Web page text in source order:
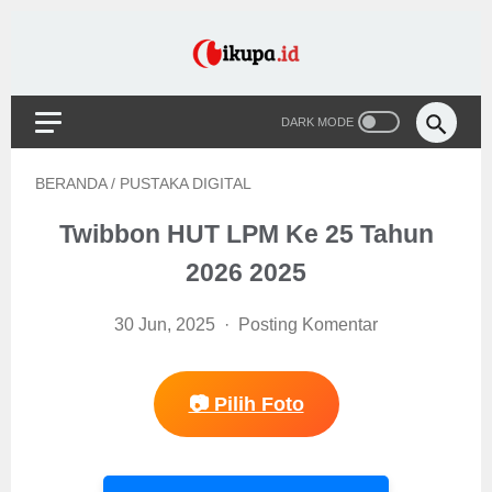
BERANDA / PUSTAKA DIGITAL
Twibbon HUT LPM Ke 25 Tahun
2026 2025
30 Jun, 2025 Posting Komentar
📷 Pilih Foto